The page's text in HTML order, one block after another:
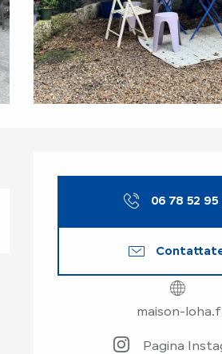
Orari e06 78 52 95
maison-
Pagina